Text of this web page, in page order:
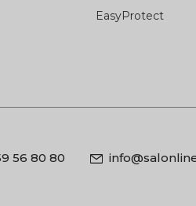
EasyProtect
56 80 80